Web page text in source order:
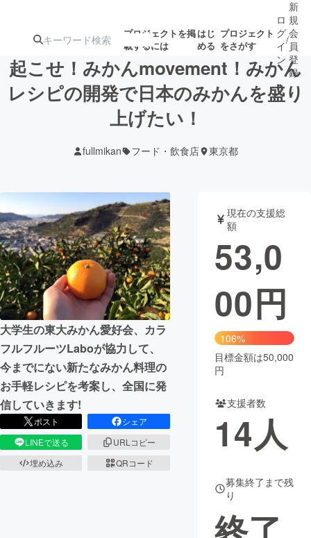
プロジェクトを掲
載するには
はじ
める
プロジェクト
をさがす
注目の新着プロ
ジェクト
募集終了が近いプ
テクノロジー・ガジェット
映像・映画 書籍・雑誌
ビジネス・起業 チャレンジ
まちづくり・地域活性化
CAMPFIRE for Social Good
CAMPFIRE Creation
CAMPFIREふるさと納税
コミュニティ
ロ
グ
イ
ン
/
新
規
会
員
登
録
起こせ！みかんmovement！みかん
レシピの開発で日本のみかんを盛り
上げたい！
fullmikan フード・飲食店 東京都
大学生の東大みかん愛好会、カラ
フルフルーツLaboが協力して、
今までにない新たなみかん料理の
お手軽レシピを考案し、全国に発
信していきます!
ポスト
シェア
LINEで送る
URLコピー
埋め込み
QRコード
現在の支援総
額
53,0
00円
106%
目標金額は50,000
円
支援者数
14人
募集終了まで残
り